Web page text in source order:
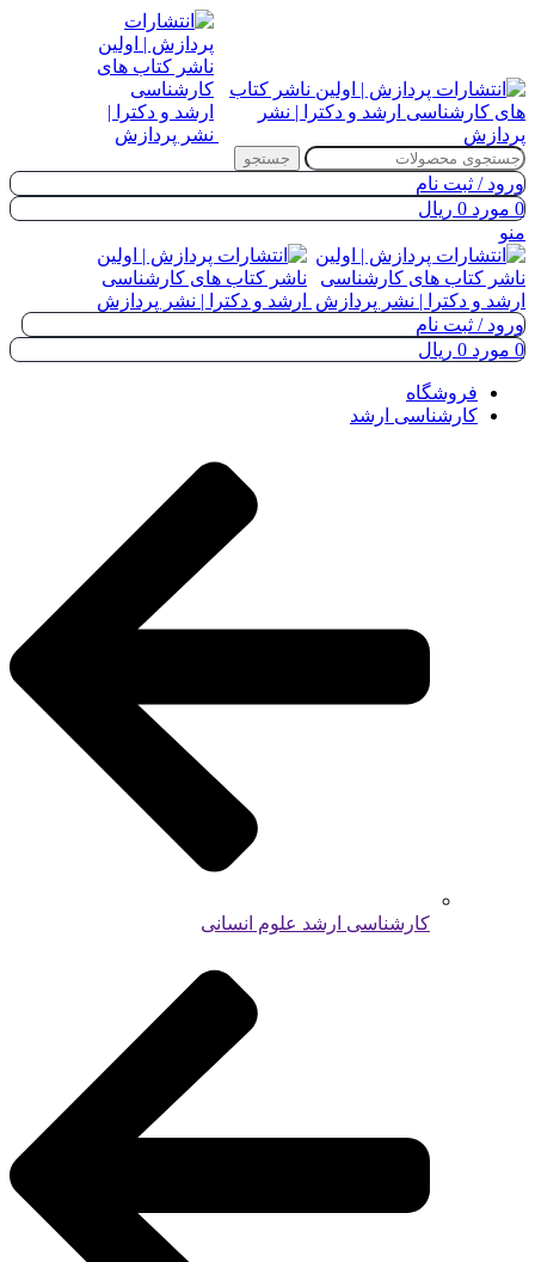
جستجو
ورود / ثبت نام
0 مورد 0 ریال
منو
ورود / ثبت نام
0 مورد 0 ریال
فروشگاه
کارشناسی ارشد
کارشناسی ارشد علوم انسانی